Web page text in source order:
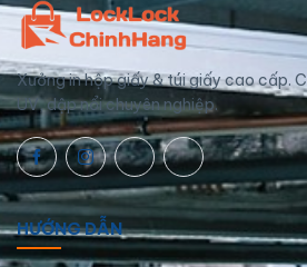
Xưởng in hộp giấy & túi giấy cao cấp.
UV, dập nổi chuyên nghiệp.
HƯỚNG DẪN